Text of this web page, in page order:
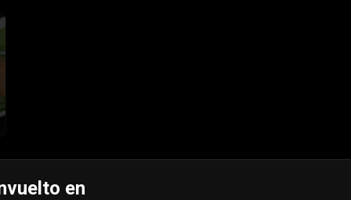
en